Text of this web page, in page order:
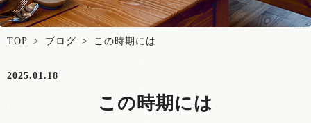
TOP > ブログ > この時期には
2025.01.18
この時期には